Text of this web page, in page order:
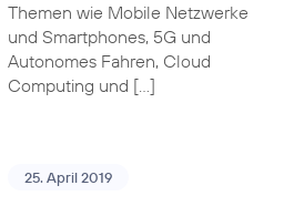
Themen wie Mobile Netzwerke
und Smartphones, 5G und
Autonomes Fahren, Cloud
Computing und […]
25. April 2019